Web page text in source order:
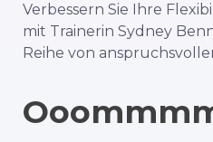
Verbessern Sie Ihre
mit Trainerin Sydney
Reihe von